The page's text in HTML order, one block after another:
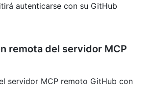
autenticarse con su GitHub
remota del servidor MCP
servidor MCP remoto GitHub con